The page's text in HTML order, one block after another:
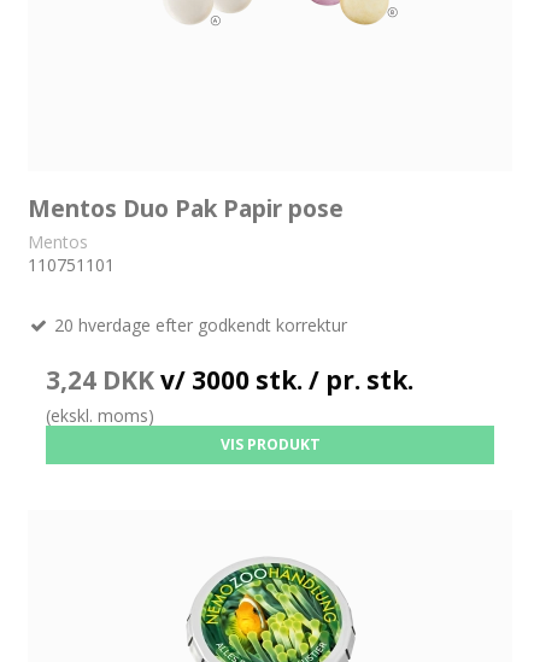
Mentos Duo Pak Papir pose
Mentos
110751101
20 hverdage efter godkendt korrektur
3,24 DKKv/ 3000 stk. / pr. stk.
(ekskl. moms)
VIS PRODUKT